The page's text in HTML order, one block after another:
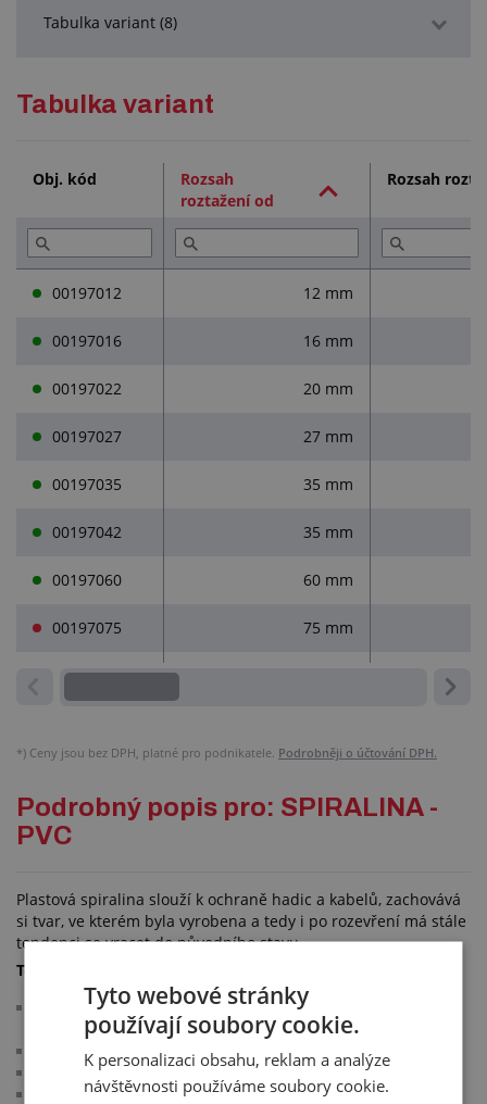
Tabulka variant (8)
Tabulka variant
Obj. kód
Rozsah
roztažení od
Rozsah
00197012 12 mm
00197016 16 mm
00197022 20 mm
00197027 27 mm
00197035 35 mm
00197042 35 mm
00197060 60 mm
00197075 75 mm
*) Ceny jsou bez DPH, platné pro podnikatele. Podrobněji o účtování DPH.
Podrobný popis pro: SPIRALINA -
PVC
Plastová spiralina slouží k ochraně hadic a kabelů, zachovává
si tvar, ve kterém byla vyrobena a tedy i po rozevření má stále
tendenci se vracet do původního stavu.
Technické parametry:
odolná oleji, naftě, povětrnostním vlivům a mechanickému
namáhání
materiál: nevodivé PVC
samozhášivá
barva: černá
Tyto webové stránky
používají soubory cookie.
K personalizaci obsahu, reklam a analýze
návštěvnosti používáme soubory cookie.